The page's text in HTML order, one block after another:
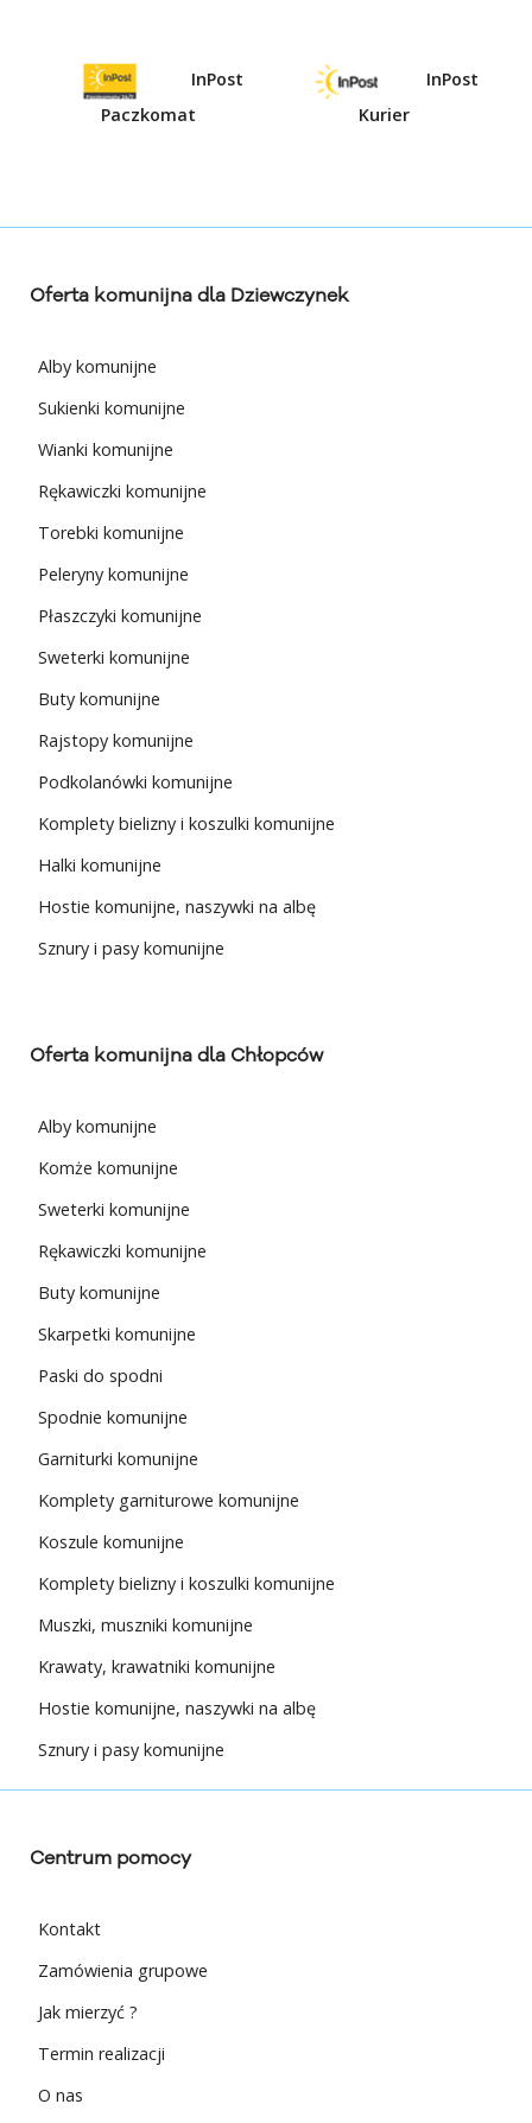
InPost
Paczkomat
InPost
Kurier
Oferta komunijna dla Dziewczynek
Alby komunijne
Sukienki komunijne
Wianki komunijne
Rękawiczki komunijne
Torebki komunijne
Peleryny komunijne
Płaszczyki komunijne
Sweterki komunijne
Buty komunijne
Rajstopy komunijne
Podkolanówki komunijne
Komplety bielizny i koszulki komunijne
Halki komunijne
Hostie komunijne, naszywki na albę
Sznury i pasy komunijne
Oferta komunijna dla Chłopców
Alby komunijne
Komże komunijne
Sweterki komunijne
Rękawiczki komunijne
Buty komunijne
Skarpetki komunijne
Paski do spodni
Spodnie komunijne
Garniturki komunijne
Komplety garniturowe komunijne
Koszule komunijne
Komplety bielizny i koszulki komunijne
Muszki, muszniki komunijne
Krawaty, krawatniki komunijne
Hostie komunijne, naszywki na albę
Sznury i pasy komunijne
Centrum pomocy
Kontakt
Zamówienia grupowe
Jak mierzyć ?
Termin realizacji
O nas